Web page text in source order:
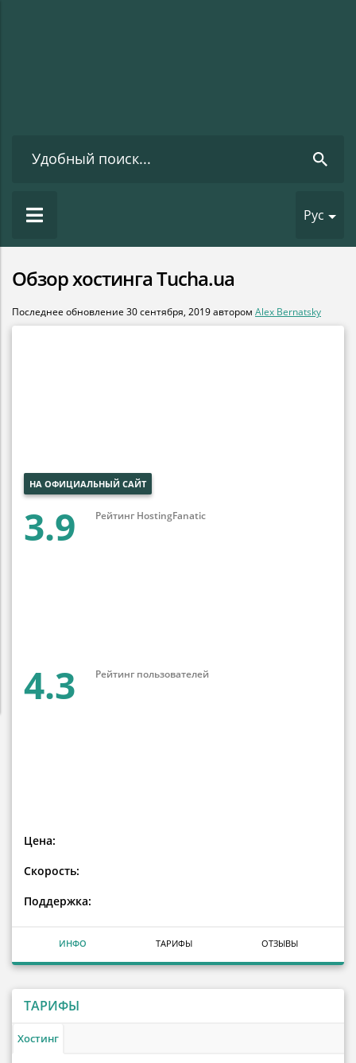
Рус
Обзор хостинга Tucha.ua
Последнее обновление 30 сентября, 2019автором Alex Bernatsky
НА ОФИЦИАЛЬНЫЙ САЙТ
3.9 Рейтинг HostingFanatic
4.3 Рейтинг пользователей
Цена:
Скорость:
Поддержка:
ИНФО ТАРИФЫ ОТЗЫВЫ
ТАРИФЫ
Хостинг